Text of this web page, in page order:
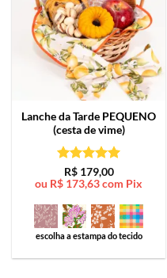
Lanche da Tarde PEQUENO
(cesta de vime)
Avaliação5
de 5
R$179,00
ou R$ 173,63com Pix
escolha a estampa do tecido